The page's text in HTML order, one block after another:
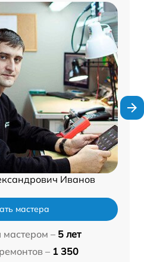
Иванов
мастера
– 5 лет
– 1 350